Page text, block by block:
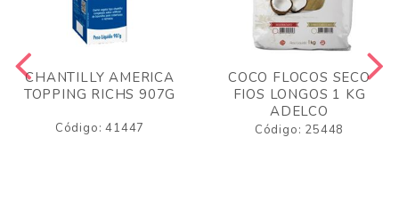
CHANTILLY AMERICA
TOPPING RICHS 907G
Código: 41447
COCO FLOCOS SECO
FIOS LONGOS 1 KG
ADELCO
Código: 25448